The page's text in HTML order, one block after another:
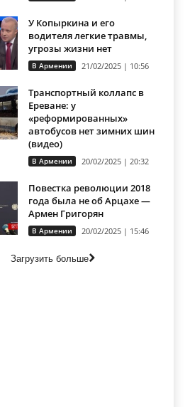
У Копыркина и его
водителя легкие травмы,
угрозы жизни нет
В Армении 21/02/2025 | 10:56
Транспортный коллапс в
Ереване: у
«реформированных»
автобусов нет зимних шин
(видео)
В Армении 20/02/2025 | 20:32
Повестка революции 2018
года была не об Арцахе —
Армен Григорян
В Армении 20/02/2025 | 15:46
Загрузить больше